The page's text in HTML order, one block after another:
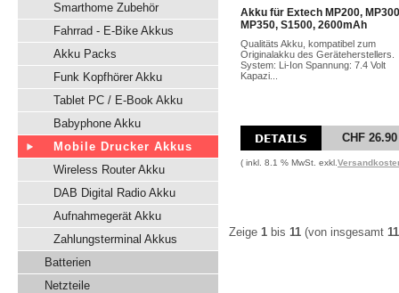
Smarthome Zubehör
Fahrrad - E-Bike Akkus
Akku Packs
Funk Kopfhörer Akku
Tablet PC / E-Book Akku
Babyphone Akku
Mobile Drucker Akkus
Wireless Router Akku
DAB Digital Radio Akku
Aufnahmegerät Akku
Zahlungsterminal Akkus
Batterien
Netzteile
Akku für Extech MP200,
MP350, S1500, 2600mAh
Qualitäts Akku, kompatibel zum
Originalakku des Geräteherstellers.
System: Li-Ion Spannung: 7.4 Volt
Kapazi...
CHF 26.90
( inkl. 8.1 % MwSt. exkl.
Zeige 1 bis 11 (von insgesamt 11